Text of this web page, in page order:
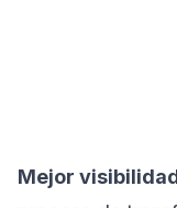
Mejor